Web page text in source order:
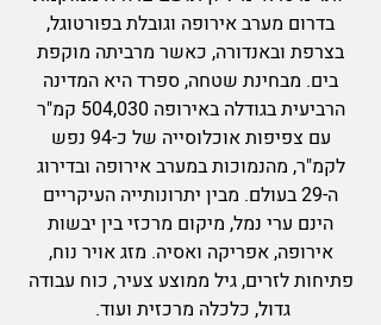
בדרום מערב אירופה וגובלת בפורטוגל,
בצרפת ובאנדורה, כאשר מרביתה מוקפת
בים. מבחינת שטחה, ספרד היא המדינה
הרביעית בגודלה באירופה 504,030 קמ"ר
עם צפיפות אוכלוסייה של כ-94 נפש
לקמ"ר, מהנמוכות במערב אירופה ובדירוג
ה-29 בעולם. מבין יתרונותייה העיקריים
הינם ערי נמל, מיקום מרכזי בין יבשות
אירופה, אפריקה ואסיה. מזג אויר נוח,
פתיחות לזרים, גיל ממוצע צעיר, כוח עבודה
גדול, כלכלה מרכזית ועוד.